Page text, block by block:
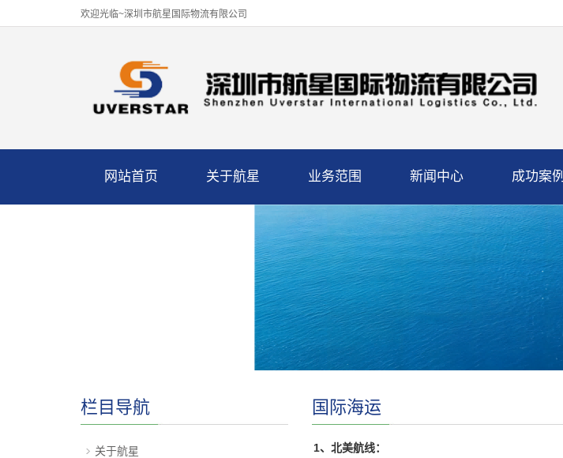
欢迎光临~深圳市航星国际物流有限公司
网站首页 关于航星 业务范围 新闻中心 成功案例
国际海运
1、北美航线：
栏目导航
关于航星